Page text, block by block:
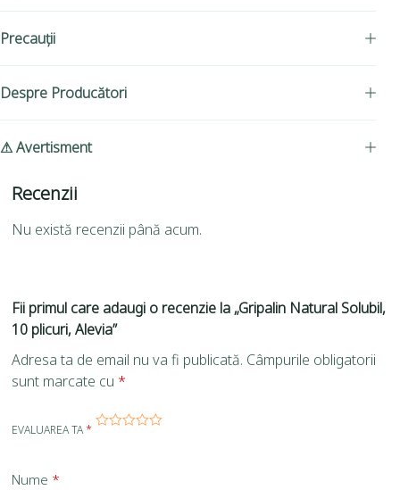
Precauții
Despre Producători
⚠ Avertisment
Recenzii
Nu există recenzii până acum.
Fii primul care adaugi o recenzie la „Gripalin Natural Solubil,
10 plicuri, Alevia”
Adresa ta de email nu va fi publicată. Câmpurile obligatorii
sunt marcate cu *
EVALUAREA TA*
Nume *